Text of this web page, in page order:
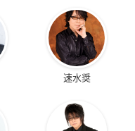
速水奨